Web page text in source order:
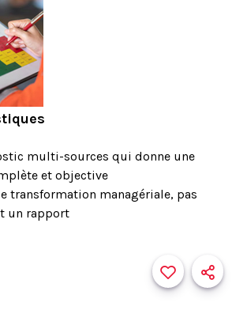
multi-sources qui donne une
et objective
transformation managériale, pas
un rapport